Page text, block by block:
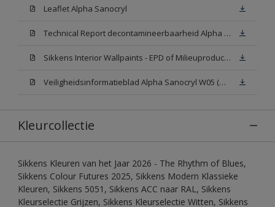
Leaflet Alpha Sanocryl
Technical Report decontamineerbaarheid Alpha Sanocryl
Sikkens Interior Wallpaints - EPD of Milieuproductverklaring
Veiligheidsinformatieblad Alpha Sanocryl W05 (MSDS)
Kleurcollectie
Sikkens Kleuren van het Jaar 2026 - The Rhythm of Blues,
Sikkens Colour Futures 2025, Sikkens Modern Klassieke
Kleuren, Sikkens 5051, Sikkens ACC naar RAL, Sikkens
Kleurselectie Grijzen, Sikkens Kleurselectie Witten, Sikkens